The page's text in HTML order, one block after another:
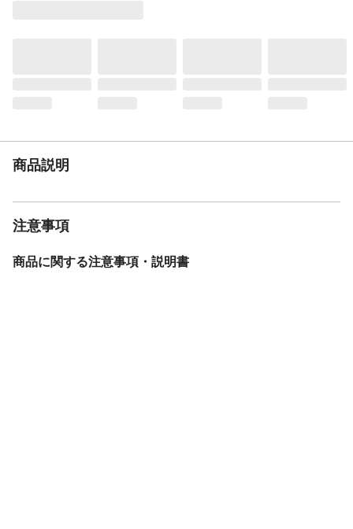
商品説明
注意事項
商品に関する注意事項・説明書